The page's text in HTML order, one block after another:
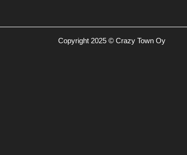
Copyright 2025 © Crazy Town Oy